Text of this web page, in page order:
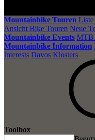
Mountainbike Touren Liste
Ansicht Bike Touren Neue
Mountainbike Events MTB
Mountainbike Information
Interests Davos Klosters
Toolbox